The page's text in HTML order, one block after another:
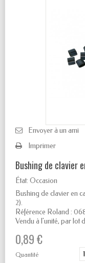
Envoyer à un ami
Imprimer
Bushing de clavier
État: Occasion
Bushing de clavier en
2).
Référence Roland :
Vendu à l'unité, par lot
0,89 €
Quantité